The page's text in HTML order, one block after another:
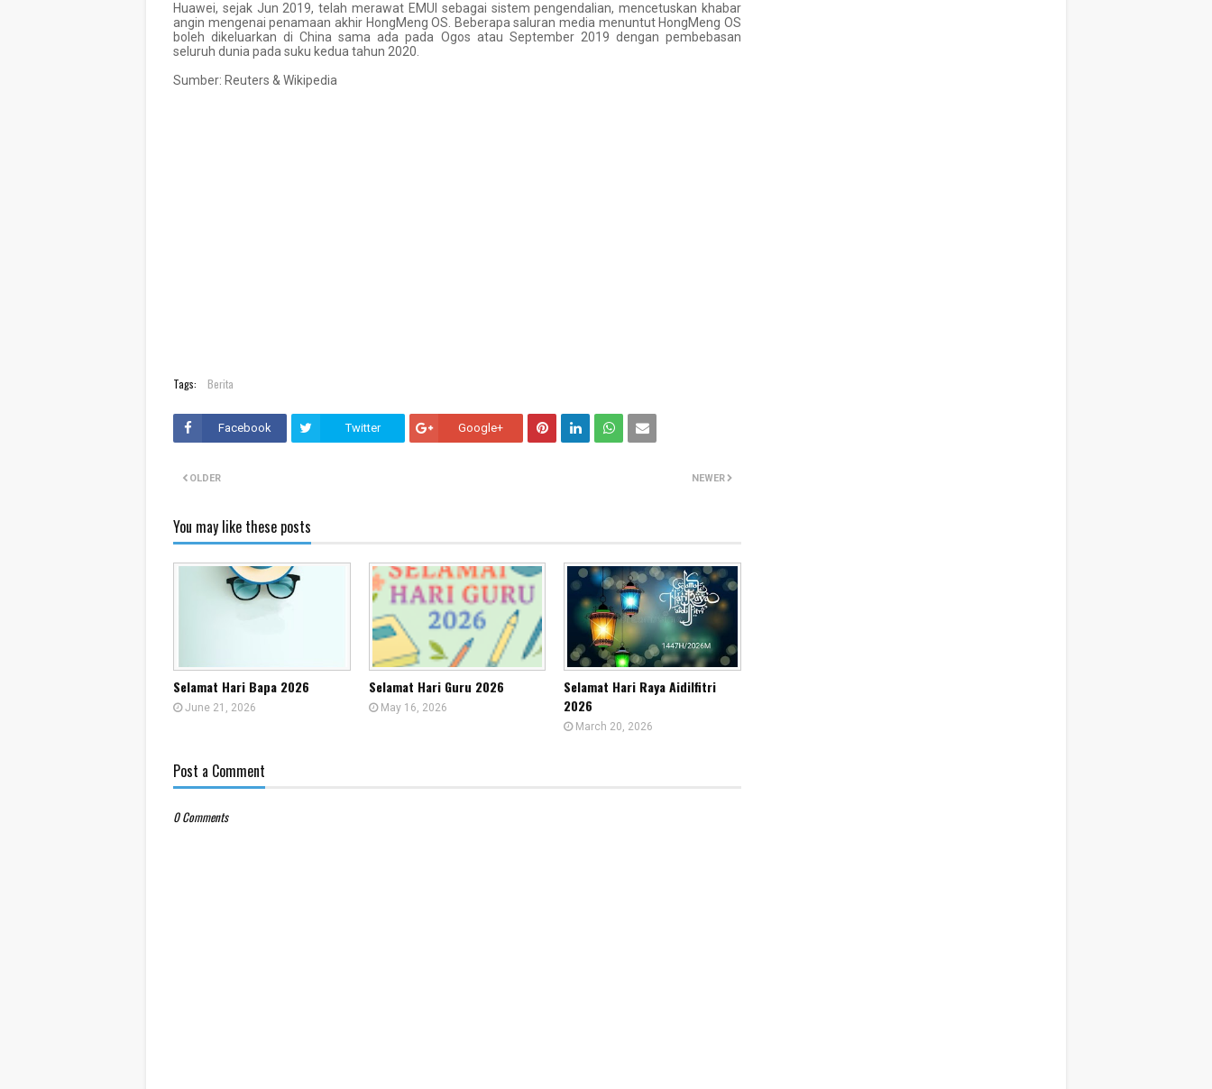
Huawei, sejak Jun 2019, telah merawat EMUI sebagai sistem pengendalian, mencetuskan khabar
angin mengenai penamaan akhir HongMeng OS. Beberapa saluran media menuntut HongMeng OS
boleh dikeluarkan di China sama ada pada Ogos atau September 2019 dengan pembebasan
seluruh dunia pada suku kedua tahun 2020.
Sumber: Reuters & Wikipedia
Tags: Berita
Facebook Twitter Google+
NEWER
OLDER
You may like these posts
Selamat Hari Bapa 2026
June 21, 2026
Selamat Hari Guru 2026
May 16, 2026
Selamat Hari Raya Aidilfitri
2026
March 20, 2026
Post a Comment
0 Comments